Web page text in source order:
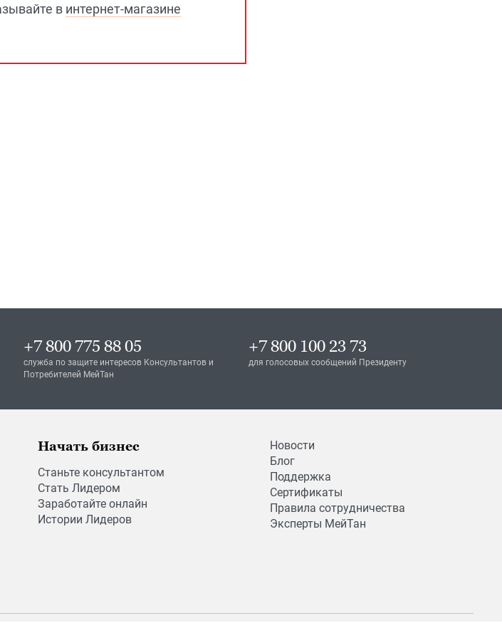
в интернет-магазине
+7 800 775 88 05
служба по защите интересов Консультантов и
Потребителей МейТан
+7 800 100 23 73
для голосовых сообщений Президенту
Начать бизнес
Станьте консультантом
Стать Лидером
Заработайте онлайн
Истории Лидеров
Новости
Блог
Поддержка
Сертификаты
Правила сотрудничества
Эксперты МейТан